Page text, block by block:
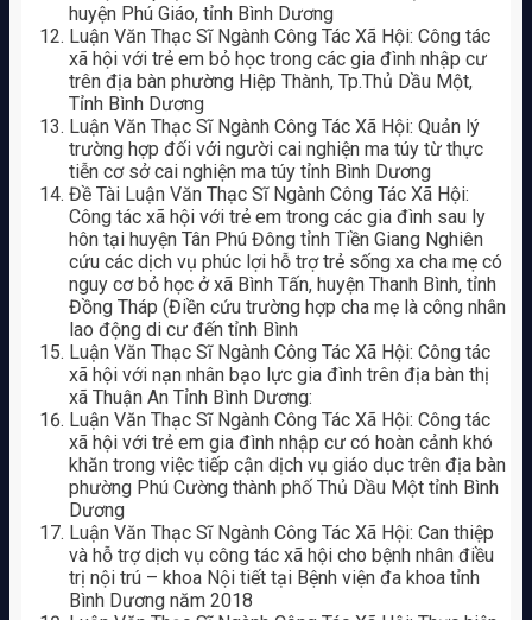
huyện Phú Giáo, tỉnh Bình Dương
Luận Văn Thạc Sĩ Ngành Công Tác Xã Hội: Công tác
xã hội với trẻ em bỏ học trong các gia đình nhập cư
trên địa bàn phường Hiệp Thành, Tp.Thủ Dầu Một,
Tỉnh Bình Dương
Luận Văn Thạc Sĩ Ngành Công Tác Xã Hội: Quản lý
trường hợp đối với người cai nghiện ma túy từ thực
tiễn cơ sở cai nghiện ma túy tỉnh Bình Dương
Đề Tài Luận Văn Thạc Sĩ Ngành Công Tác Xã Hội:
Công tác xã hội với trẻ em trong các gia đình sau ly
hôn tại huyện Tân Phú Đông tỉnh Tiền Giang Nghiên
cứu các dịch vụ phúc lợi hỗ trợ trẻ sống xa cha mẹ có
nguy cơ bỏ học ở xã Bình Tấn, huyện Thanh Bình, tỉnh
Đồng Tháp (Điền cứu trường hợp cha mẹ là công nhân
lao động di cư đến tỉnh Bình
Luận Văn Thạc Sĩ Ngành Công Tác Xã Hội: Công tác
xã hội với nạn nhân bạo lực gia đình trên địa bàn thị
xã Thuận An Tỉnh Bình Dương:
Luận Văn Thạc Sĩ Ngành Công Tác Xã Hội: Công tác
xã hội với trẻ em gia đình nhập cư có hoàn cảnh khó
khăn trong việc tiếp cận dịch vụ giáo dục trên địa bàn
phường Phú Cường thành phố Thủ Dầu Một tỉnh Bình
Dương
Luận Văn Thạc Sĩ Ngành Công Tác Xã Hội: Can thiệp
và hỗ trợ dịch vụ công tác xã hội cho bệnh nhân điều
trị nội trú – khoa Nội tiết tại Bệnh viện đa khoa tỉnh
Bình Dương năm 2018